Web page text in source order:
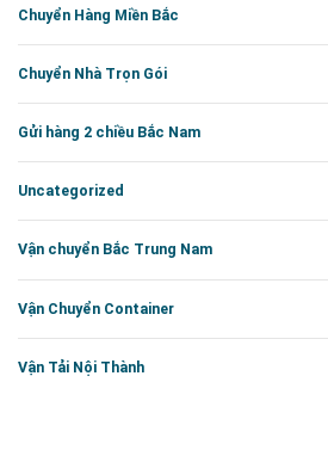
Chuyển Hàng Miền Bắc
Chuyển Nhà Trọn Gói
Gửi hàng 2 chiều Bắc Nam
Uncategorized
Vận chuyển Bắc Trung Nam
Vận Chuyển Container
Vận Tải Nội Thành